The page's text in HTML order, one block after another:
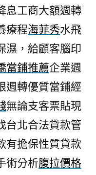
息工商大額週轉
療程海菲秀水飛
濕，給顧客腦印
當鋪推薦企業週
週轉優質當鋪經
無論支客票貼現
台北合法貸款管
有擔保性質貸款
術分析腹拉價格